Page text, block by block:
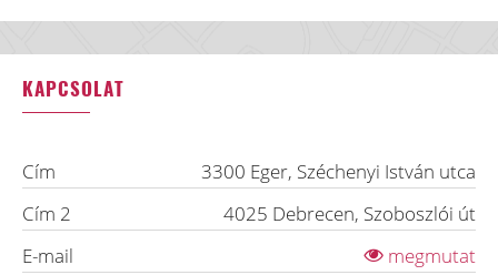
KAPCSOLAT
Cím 3300 Eger, Széchenyi István utca
Cím 2
4025 Debrecen, Szoboszlói út
E-mail
megmutat